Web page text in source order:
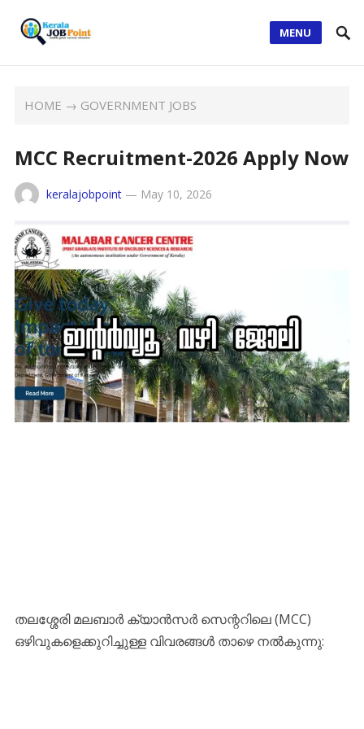
MENU
HOME → GOVERNMENT JOBS
MCC Recruitment-2026 Apply Now
keralajobpoint— May 10, 2026
തലശ്ശേരി മലബാർ ക്യാൻസർ സെന്ററിലെ (MCC)
ഒഴിവുകളെക്കുറിച്ചുള്ള വിവരങ്ങൾ താഴെ നൽകുന്നു: